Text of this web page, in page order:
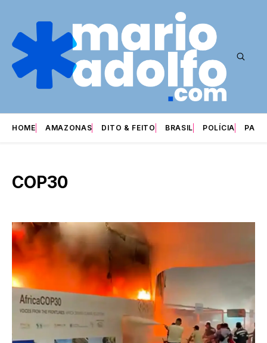
HOME AMAZONAS DITO & FEITO BRASIL POLÍCIA
COP30